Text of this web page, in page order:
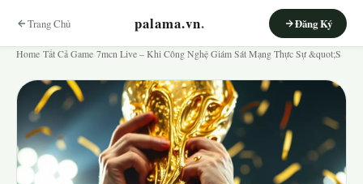
Trang Chủ palama.vn. Đăng Ký
Home Tất Cả Game 7mcn Live – Khi Công Nghệ Giám Sát Mạng Thực Sự &quot;S